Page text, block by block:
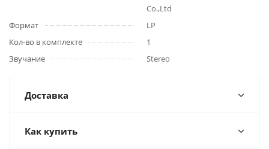
Co.,Ltd
Формат
LP
Кол-во в комплекте
1
Звучание
Stereo
Доставка
Как купить